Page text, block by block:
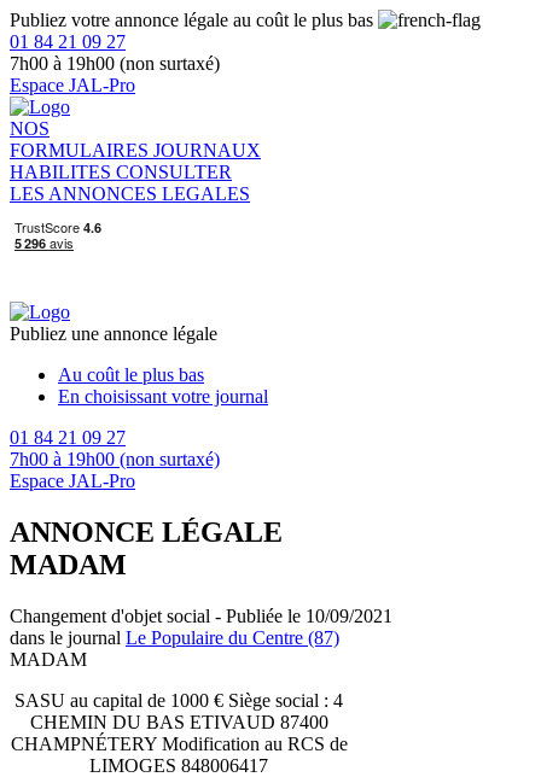
Publiez votre annonce légale au coût le plus bas
01 84 21 09 27
7h00 à 19h00 (non surtaxé)
Espace JAL-Pro
NOS
FORMULAIRES JOURNAUX
HABILITES CONSULTER
LES ANNONCES LEGALES
Publiez une annonce légale
Au coût le plus bas
En choisissant votre journal
01 84 21 09 27
7h00 à 19h00 (non surtaxé)
Espace JAL-Pro
ANNONCE LÉGALE
MADAM
Changement d'objet social - Publiée le 10/09/2021
dans le journal Le Populaire du Centre (87)
MADAM
SASU au capital de 1000 € Siège social : 4
CHEMIN DU BAS ETIVAUD 87400
CHAMPNÉTERY Modification au RCS de
LIMOGES 848006417